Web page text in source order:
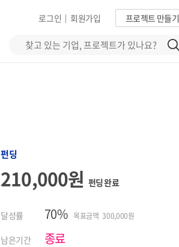
프로젝트 만들기
회원가입
|
로그인
펀딩
210,000원 펀딩 완료
달성률 70% 목표금액 300,000원
남은기간 종료